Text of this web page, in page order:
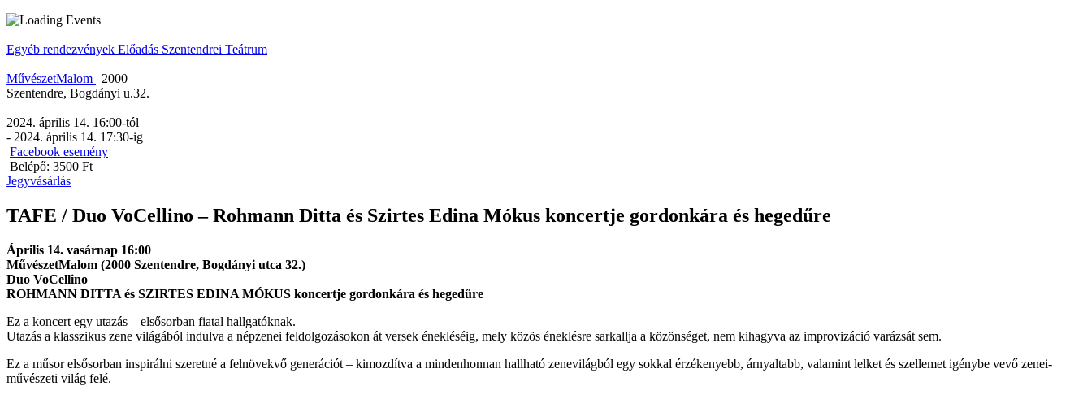
Egyéb rendezvények Előadás Szentendrei Teátrum
MűvészetMalom | 2000
Szentendre, Bogdányi u.32.
2024. április 14. 16:00-tól
- 2024. április 14. 17:30-ig
Facebook esemény
Belépő: 3500 Ft
Jegyvásárlás
TAFE / Duo VoCellino – Rohmann Ditta és Szirtes Edina Mókus koncertje gordonkára és hegedűre
Április 14. vasárnap 16:00
MűvészetMalom (2000 Szentendre, Bogdányi utca 32.)
Duo VoCellino
ROHMANN DITTA és SZIRTES EDINA MÓKUS koncertje gordonkára és hegedűre
Ez a koncert egy utazás – elsősorban fiatal hallgatóknak.
Utazás a klasszikus zene világából indulva a népzenei feldolgozásokon át versek énekléséig, mely közös éneklésre sarkallja a közönséget, nem kihagyva az improvizáció varázsát sem.
Ez a műsor elsősorban inspirálni szeretné a felnövekvő generációt – kimozdítva a mindenhonnan hallható zenevilágból egy sokkal érzékenyebb, árnyaltabb, valamint lelket és szellemet igénybe vevő zenei-
művészeti világ felé.